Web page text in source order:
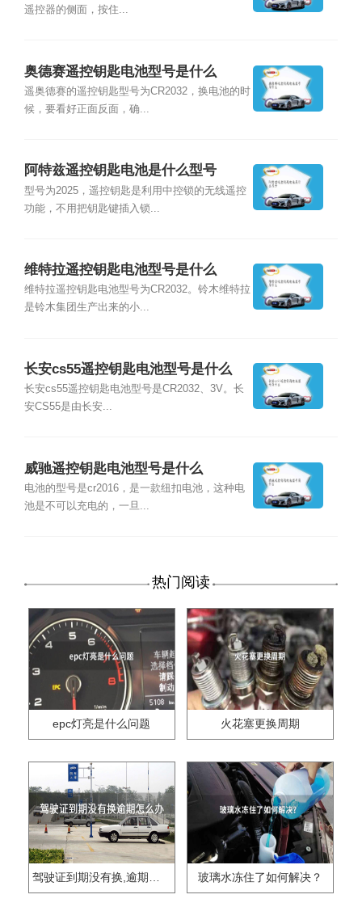
遥控器的侧面，按住...
奥德赛遥控钥匙电池型号是什么
遥奥德赛的遥控钥匙型号为CR2032，换电池的时
候，要看好正面反面，确...
阿特兹遥控钥匙电池是什么型号
型号为2025，遥控钥匙是利用中控锁的无线遥控
功能，不用把钥匙键插入锁...
维特拉遥控钥匙电池型号是什么
维特拉遥控钥匙电池型号为CR2032。铃木维特拉
是铃木集团生产出来的小...
长安cs55遥控钥匙电池型号是什么
长安cs55遥控钥匙电池型号是CR2032、3V。长
安CS55是由长安...
威驰遥控钥匙电池型号是什么
电池的型号是cr2016，是一款纽扣电池，这种电
池是不可以充电的，一旦...
热门阅读
epc灯亮是什么问题 火花塞更换周期
驾驶证到期没有换,逾期怎么办?? 玻璃水冻住了如何解决？